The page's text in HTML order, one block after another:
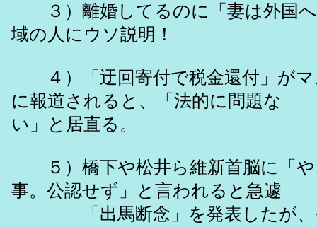
３）離婚してるのに「妻は外国へ
域の人にウソ説明！
４）「迂回寄付で税金還付」がマ
に報道されると、「法的に問題な
い」と居直る。
５）橋下や松井ら維新首脳に「や
事。公認せず」と言われると急遽
「出馬断念」を発表したが、